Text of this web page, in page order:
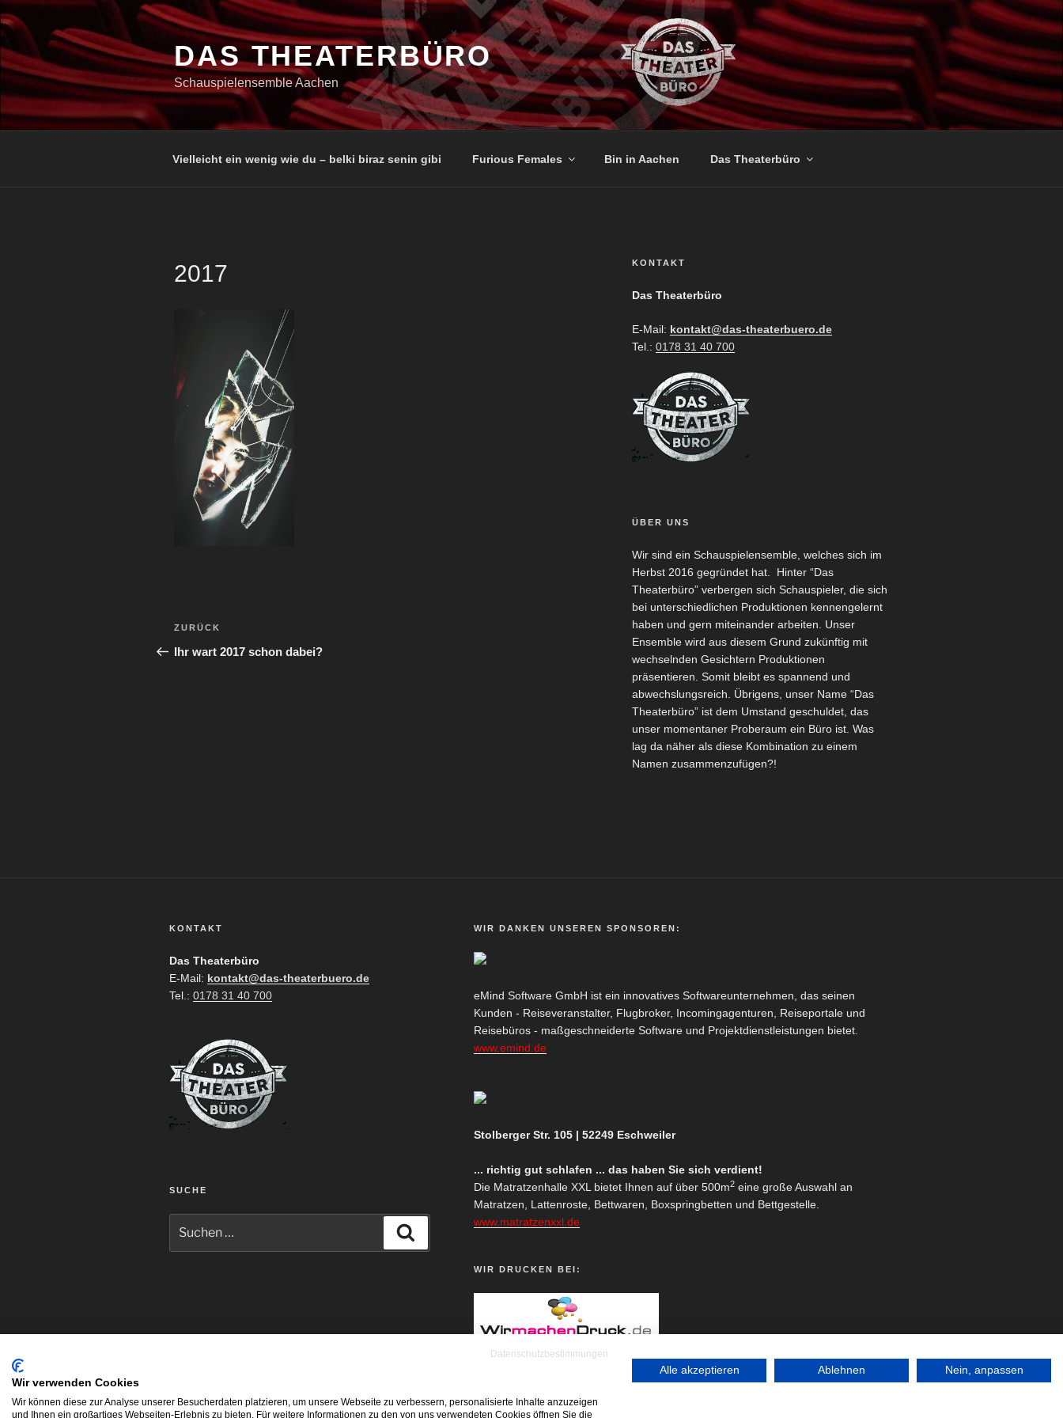
Inhalt
springen
DAS THEATERBÜRO
Schauspielensemble Aachen
Vielleicht ein wenig wie du – belki biraz senin gibi Furious Females Bin in Aachen Das Theaterbüro
2017
Beitragsnavigation
Vorheriger
Beitrag
ZURÜCK
Ihr wart 2017 schon dabei?
KONTAKT
Das Theaterbüro
E-Mail: kontakt@das-theaterbuero.de
Tel.: 0178 31 40 700
ÜBER UNS
Wir sind ein Schauspielensemble, welches sich im
Herbst 2016 gegründet hat. Hinter “Das
Theaterbüro” verbergen sich Schauspieler, die sich
bei unterschiedlichen Produktionen kennengelernt
haben und gern miteinander arbeiten. Unser
Ensemble wird aus diesem Grund zukünftig mit
wechselnden Gesichtern Produktionen
präsentieren. Somit bleibt es spannend und
abwechslungsreich. Übrigens, unser Name “Das
Theaterbüro” ist dem Umstand geschuldet, das
unser momentaner Proberaum ein Büro ist. Was
lag da näher als diese Kombination zu einem
Namen zusammenzufügen?!
KONTAKT
Das Theaterbüro
E-Mail: kontakt@das-theaterbuero.de
Tel.: 0178 31 40 700
SUCHE
nach:
WIR DANKEN UNSEREN SPONSOREN:
eMind Software GmbH ist ein innovatives Softwareunternehmen, das seinen
Kunden - Reiseveranstalter, Flugbroker, Incomingagenturen, Reiseportale und
Reisebüros - maßgeschneiderte Software und Projektdienstleistungen bietet.
www.emind.de
Stolberger Str. 105 | 52249 Eschweiler
... richtig gut schlafen ... das haben Sie sich verdient!
Die Matratzenhalle XXL bietet Ihnen auf über 500m2eine große Auswahl an
Matratzen, Lattenroste, Bettwaren, Boxspringbetten und Bettgestelle.
www.matratzenxxl.de
WIR DRUCKEN BEI:
YoutubeFacebookInstagramE- Blog
Datenschutzbestimmungen
Wir verwenden Cookies
Wir können diese zur Analyse unserer Besucherdaten platzieren, um unsere Webseite zu verbessern, personalisierte Inhalte anzuzeigen
und Ihnen ein großartiges Webseiten-Erlebnis zu bieten. Für weitere Informationen zu den von uns verwendeten Cookies öffnen Sie die
Alle akzeptieren Ablehnen Nein, anpassen